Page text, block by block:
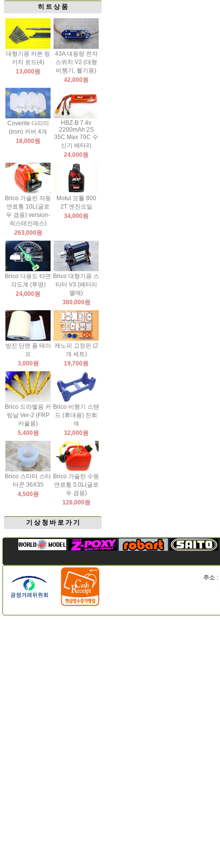
히 트 상 품
대형기용 카본 링
키지 로드(4)
13,000원
43A 대용량 전자
스위치 V2 (대형
비행기, 헬기용)
42,000원
Coverite 다리미
(iron) 커버 4개
18,000원
HBZ-B 7.4v
2200mAh 2S
35C Max 70C 수
신기 배터리
24,000원
Brico 가솔린 자동
연료통 10L(글로
우 겸용) version-
4(스테인레스)
263,000원
Motul 모튤 800
2T 엔진오일
34,000원
Brico 다용도 타면
각도계 (투명)
24,000원
Brico 대형기용 스
타터 V3 (배터리
별매)
380,000원
방진 단면 폼 테이
프
3,000원
캐노피 고정핀 (2
개 세트)
19,700원
Brico 드라멜용 커
팅날 Ver-2 (FRP
카울용)
5,400원
Brico 비행기 스탠
드 (휴대용) 진회
색
32,000원
Brico 스타터 스타
터콘 36X35
4,500원
Brico 가솔린 수동
연료통 5.0L(글로
우 겸용)
126,000원
기 상 청 바 로 가 기
주소